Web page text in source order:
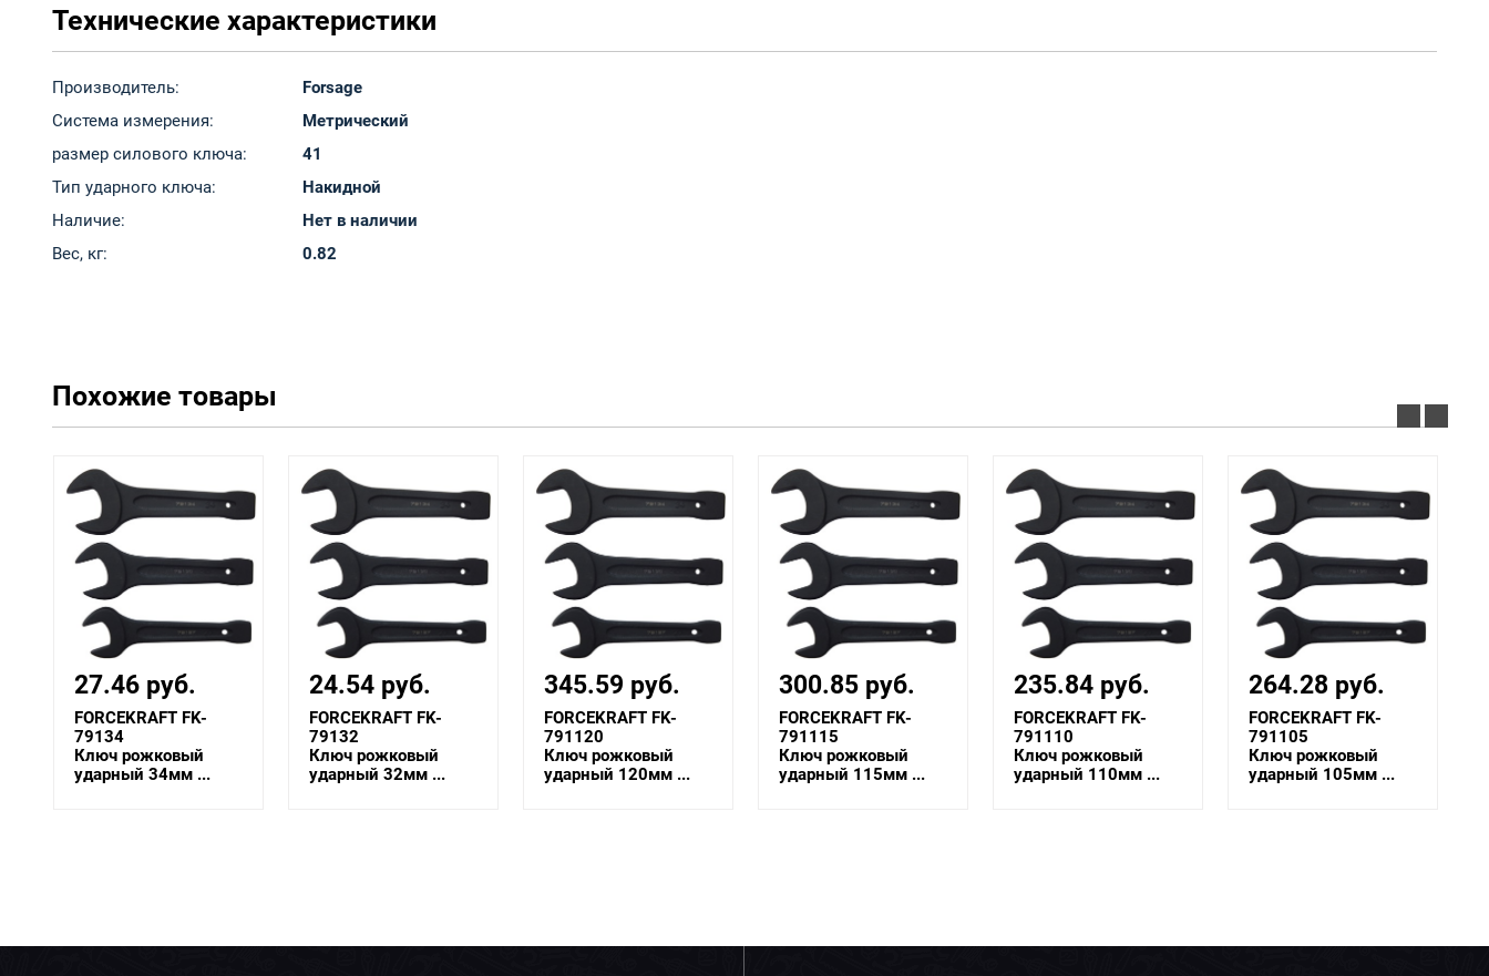
Технические характеристики
Производитель:
Forsage
Система измерения:
Метрический
размер силового ключа:
41
Тип ударного ключа:
Накидной
Наличие:
Нет в наличии
Вес, кг:
0.82
Похожие товары
27.46 руб.
FORCEKRAFT FK-
79134
Ключ рожковый
ударный 34мм ...
24.54 руб.
FORCEKRAFT FK-
79132
Ключ рожковый
ударный 32мм ...
345.59 руб.
FORCEKRAFT FK-
791120
Ключ рожковый
ударный 120мм ...
300.85 руб.
FORCEKRAFT FK-
791115
Ключ рожковый
ударный 115мм ...
235.84 руб.
FORCEKRAFT FK-
791110
Ключ рожковый
ударный 110мм ...
264.28 руб.
FORCEKRAFT FK-
791105
Ключ рожковый
ударный 105мм ...